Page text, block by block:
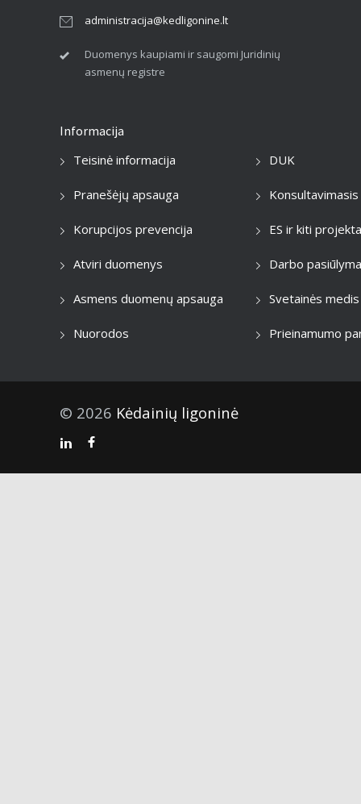
administracija@kedligonine.lt
Duomenys kaupiami ir saugomi Juridinių
asmenų registre
Informacija
Teisinė informacija
Pranešėjų apsauga
Korupcijos prevencija
Atviri duomenys
Asmens duomenų apsauga
Nuorodos
DUK
ES ir kiti
Darbo
Svetainės medis
Prieinamumo
© 2026 Kėdainių ligoninė